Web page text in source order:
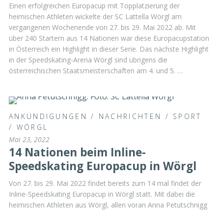
Einen erfolgreichen Europacup mit Topplatzierung der
heimischen Athleten wickelte der SC Lattella Wörgl am
vergangenen Wochenende von 27. bis 29. Mai 2022 ab. Mit
über 240 Startern aus 14 Nationen war diese Europacupstation
in Österreich ein Highlight in dieser Serie. Das nächste Highlight
in der Speedskating-Arena Wörgl sind übrigens die
österreichischen Staatsmeisterschaften am 4. und 5. …
ANKÜNDIGUNGEN / NACHRICHTEN / SPORT
/ WÖRGL
Mai 23, 2022
14 Nationen beim Inline-
Speedskating Europacup in Wörgl
Von 27. bis 29. Mai 2022 findet bereits zum 14 mal findet der
Inline-Speedskating Europacup in Wörgl statt. Mit dabei die
heimischen Athleten aus Wörgl, allen voran Anna Petutschnigg